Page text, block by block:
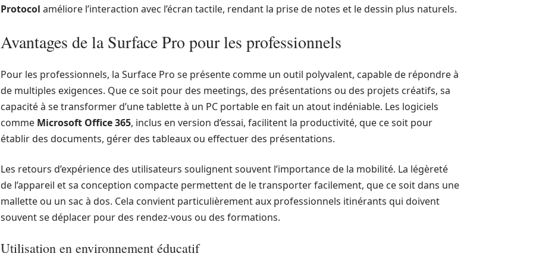
Protocol améliore l’interaction avec l’écran tactile, rendant la prise de notes et le dessin plus naturels.
Avantages de la Surface Pro pour les professionnels
Pour les professionnels, la Surface Pro se présente comme un outil polyvalent, capable de répondre à
de multiples exigences. Que ce soit pour des meetings, des présentations ou des projets créatifs, sa
capacité à se transformer d’une tablette à un PC portable en fait un atout indéniable. Les logiciels
comme Microsoft Office 365, inclus en version d’essai, facilitent la productivité, que ce soit pour
établir des documents, gérer des tableaux ou effectuer des présentations.
Les retours d’expérience des utilisateurs soulignent souvent l’importance de la mobilité. La légèreté
de l’appareil et sa conception compacte permettent de le transporter facilement, que ce soit dans une
mallette ou un sac à dos. Cela convient particulièrement aux professionnels itinérants qui doivent
souvent se déplacer pour des rendez-vous ou des formations.
Utilisation en environnement éducatif